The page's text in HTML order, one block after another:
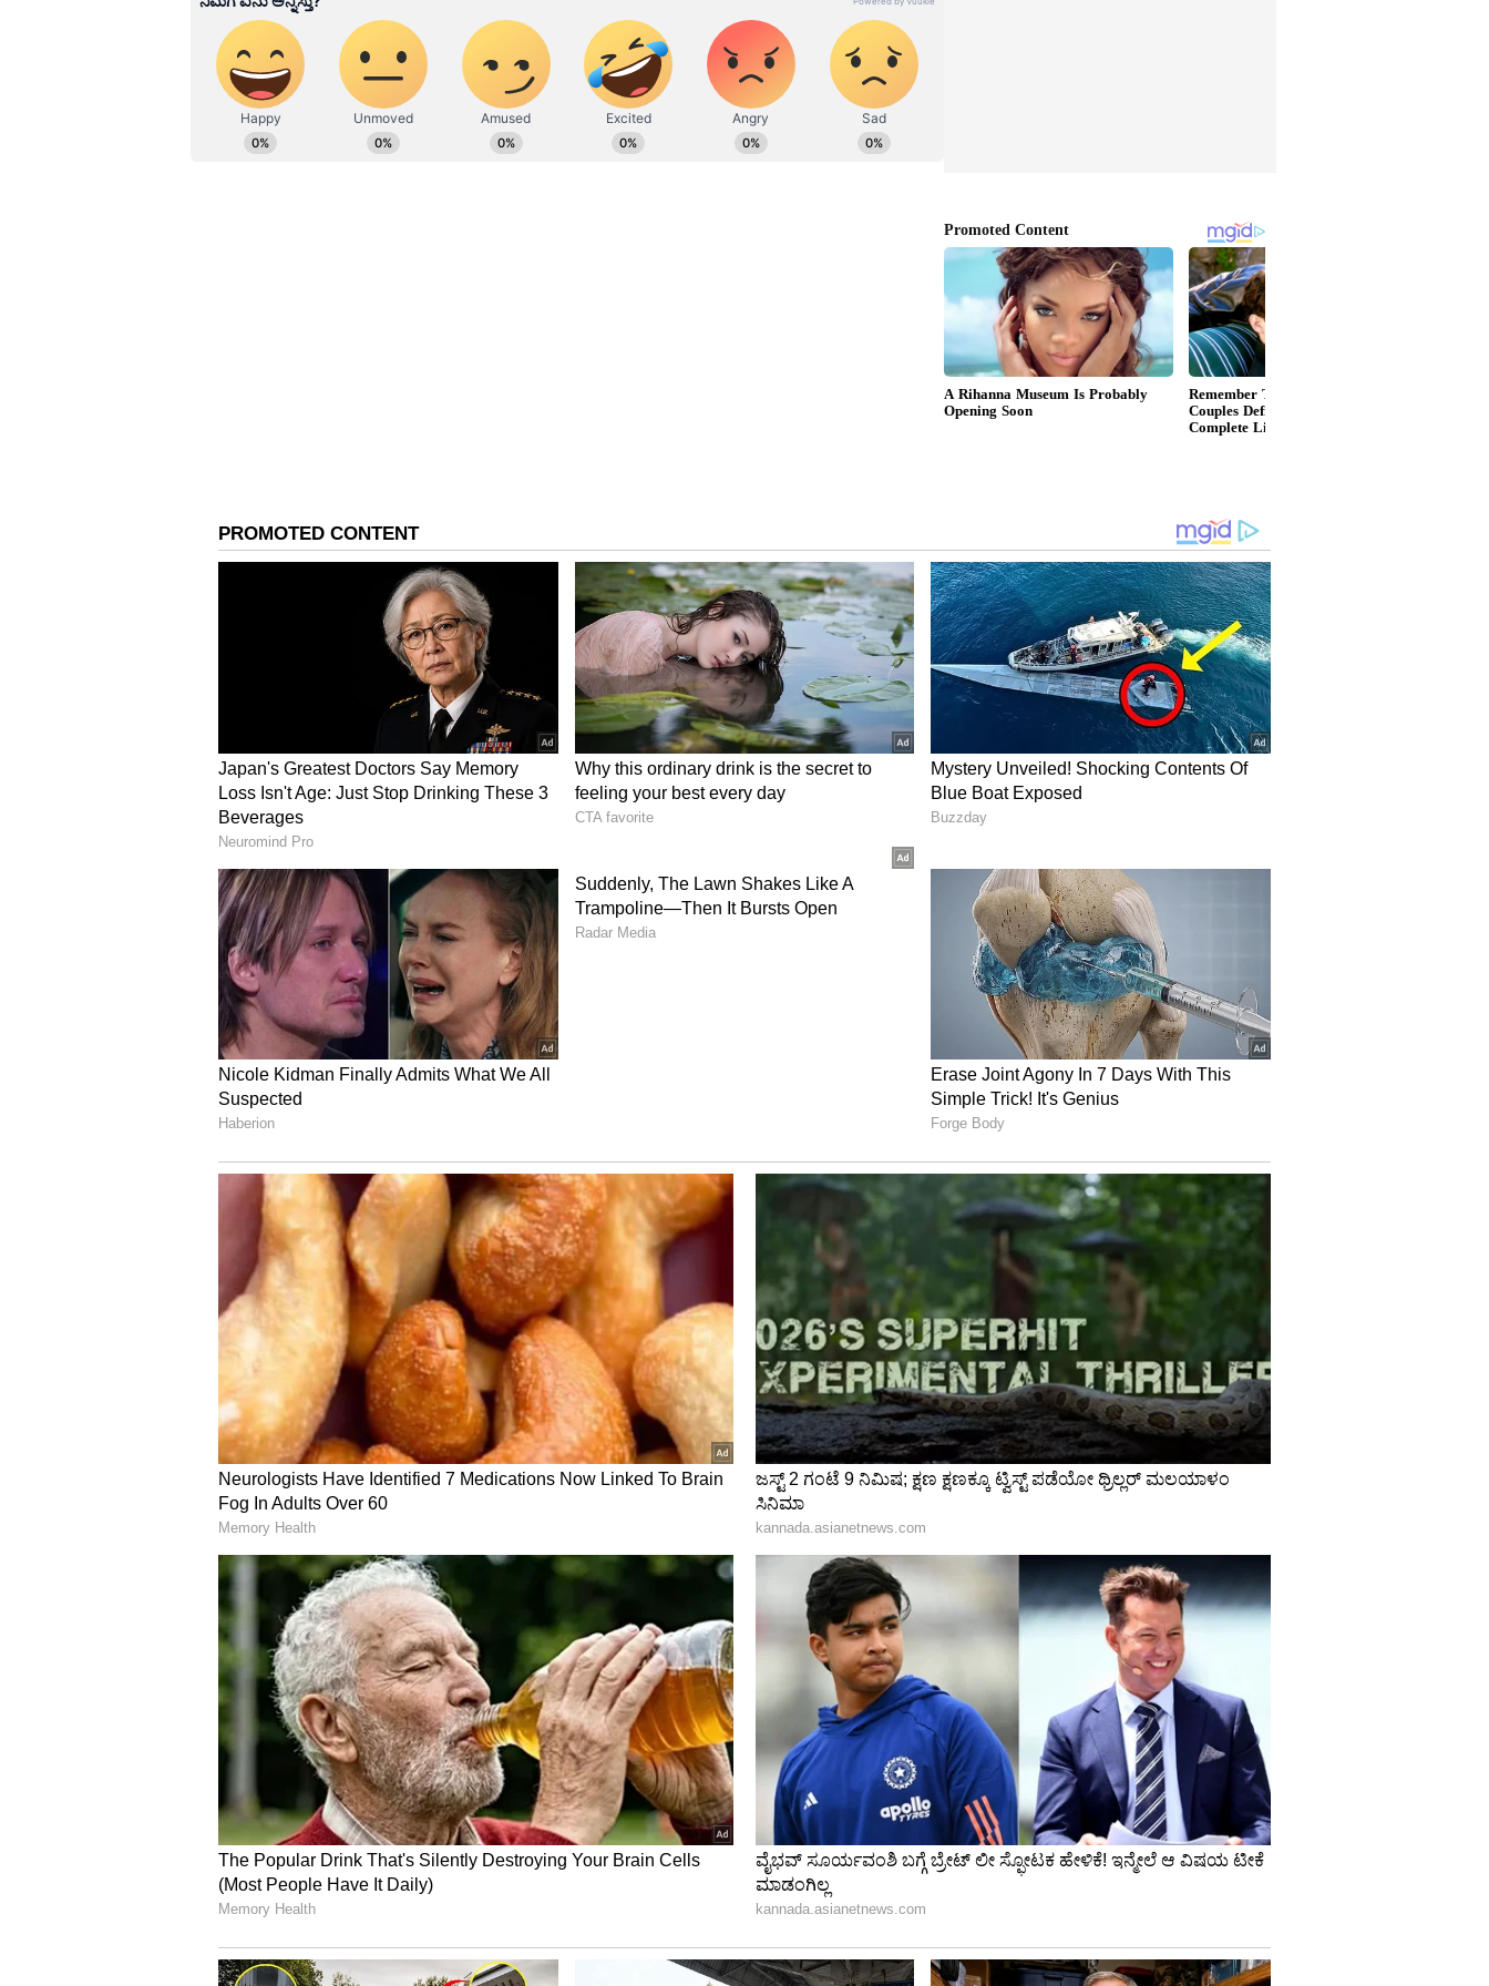
ವಿಂಡೀಸ್ ಪ್ರವಾಸದ ವೇಳಾಪಟ್ಟಿ:
ವಿಶ್ವ ಟೆಸ್ಟ್ ಚಾಂಪಿಯನ್‌ಶಿಪ್ ಭಾಗವಾಗಿರುವ ಎರಡು ಪಂದ್ಯಗಳ ಟೆಸ್ಟ್‌ ಸರ​ಣಿಯ ಮೊದಲ ಪಂದ್ಯ ಜುಲೈ
12ರಿಂದ ಡೊಮಿ​ನಿ​ಕಾ​ದಲ್ಲಿ ಆರಂಭ​ವಾ​ಗ​ಲಿ​ದ್ದು, ಜುಲೈ 20ರಿಂದ 2ನೇ ಟೆಸ್ಟ್‌ ಪಂದ್ಯ ಟ್ರಿನಿ​ಡಾ​ಡ್‌​ನ​ಲ್ಲಿ ನಡೆ​ಯ​ಲಿದೆ.
ಬಳಿಕ ಜುಲೈ 27, 29ರಂದು ಮೊದ​ಲೆ​ರಡು ಏಕ​ದಿನಕ್ಕೆ ಬಾರ್ಬ​ಡಾ​ಸ್‌​, ಆಗಸ್ಟ್‌ 1ರಂದು 3ನೇ ಏಕ​ದಿ​ನಕ್ಕೆ ಟ್ರಿನಿ​ಡಾಡ್‌
ಆತಿಥ್ಯ ವಹಿ​ಸ​ಲಿದೆ.
ಇನ್ನು ಆಗಸ್ಟ್‌ 3ರಿಂದ ಟ್ರಿನಿ​ಡಾ​ಡ್‌​ನಲ್ಲೇ 5 ಪಂದ್ಯಗಳ ಟಿ20 ಸರಣಿ ಆರಂಭ​ವಾ​ಗ​ಲಿದ್ದು, 2 ಮತ್ತು 3ನೇ ಪಂದ್ಯ
ಕ್ರಮ​ವಾಗಿ ಆಗಸ್ಟ್‌ 6, 8ಕ್ಕೆ ಗಯಾ​ನ​ದಲ್ಲಿ, 4 ಮತ್ತು 5ನೇ ಪಂದ್ಯ ಆಗಸ್ಟ್ 12 ಮತ್ತು 13ರಂದು ಫ್ಲೋರಿಡಾ​ದಲ್ಲಿ ನಡೆ​
ಯ​ಲಿದೆ.
ಬಿಸಿ​ಸಿಐ ಕಿರಿ​ಯರ ಆಯ್ಕೆ ಸಮಿ​ತಿಗೆ ರಾಜ್ಯದ ತಿಲ​ಕ್‌
ನವ​ದೆ​ಹ​ಲಿ: ಭಾರ​ತೀಯ ಕ್ರಿಕೆಟ್‌ ನಿಯಂತ್ರಣ ಮಂಡ​ಳಿ​(​ಬಿ​ಸಿ​ಸಿ​ಐ) ಕಿರಿಯರ ಆಯ್ಕೆ ಸಮಿತಿಗೆ ಕರ್ನಾಟಕದ ಮಾಜಿ
ವಿಕೆಟ್‌ ಕೀಪರ್‌ ತಿಲಕ್‌ ನಾಯ್ಡು ಸೇರ್ಪಡೆಗೊಂಡಿ​ದ್ದಾರೆ. ಕರ್ನಾ​ಟಕ ಪರ 93 ಪ್ರಥಮ ದರ್ಜೆ, 53 ಲಿಸ್ಟ್‌ ‘ಎ’
ಪಂದ್ಯಗಳನ್ನು ಆಡಿರುವ 45 ವರ್ಷದ ತಿಲಕ್‌, ಸಮಿ​ತಿ​ಯಲ್ಲಿ ಎಸ್‌.ಶ​ರತ್‌ ಅವ​ರಿಂದ ತೆರ​ವು​ಗೊಂಡಿದ್ದ ಸ್ಥಾನ​ವನ್ನು
ತುಂಬ​ಲಿದ್ದು, ದಕ್ಷಿಣ ವಲ​ಯ​ವನ್ನು ಪ್ರತಿ​ನಿ​ಧಿ​ಸ​ಲಿ​ದ್ದಾರೆ.
ಕಳೆದ ಜನ​ವ​ರಿ​ವ​ರೆಗೆ ಶರತ್‌ ಕಿರಿ​ಯರ ಆಯ್ಕೆ ಸಮಿ​ತಿಗೆ ಮುಖ್ಯ​ಸ್ಥ​ರಾ​ಗಿ​ದ್ದರು. ಆದರೆ ಅವ​ರನ್ನು ಬಿಸಿ​ಸಿಐ, ಹಿರಿ​
ಯರ ಆಯ್ಕೆ ಸಮಿ​ತಿಗೆ ಸೇರ್ಪ​ಡೆ​ಗೊ​ಳಿ​ಸಿ​ದ ಬಳಿಕ ಆ ಸ್ಥಾನ ಖಾಲಿ ಇತ್ತು. ಇನ್ನು, ಚೇತನ್‌ ಶರ್ಮಾ ರಾಜೀ​ನಾ​ಮೆ​
ಯಿಂದ ತೆರ​ವು​ಗೊಂಡಿ​ರುವ ಹಿರಿ​ಯರ ಆಯ್ಕೆ ಸಮಿ​ತಿ​ ಸ್ಥಾನಕ್ಕೆ ಬಿಸಿ​ಸಿಐ ಶೀಘ್ರವೇ ಮತ್ತೊಬ್ಬರನ್ನು ನೇಮಿಸಲಿದೆ
ಎನ್ನಲಾಗಿದೆ.
ಜಗತ್ತಿನಲ್ಲಿದ್ದೇನೆ. ಅಪ್ಪಟ ಮಲೆನಾಡಿನ ಹುಡುಗ. ಕುವೆಂಪು ವಿವಿಯ ಪತ್ರಿಕೋದ್ಯಮ ಪದವಿ ಇದೆ. ರಾಜ್‌ ನ್ಯೂಸ್‌
ಮೂಲಕ ಮಾಧ್ಯಮ ಲೋಕಕ್ಕೆ ಕಾಲಿಟ್ಟವನು. ಡಿಜಿಟಲ್‌ ಮಾಧ್ಯಮ ಲೋಕದಲ್ಲಿ ಪಳಗಿದರೂ, ಕಲಿಯೋದಿದೆ
ಅಪಾರ. ಕ್ರೀಡೆ, ರಾಜಕೀಯ, ಸಾಹಿತ್ಯದಲ್ಲಿದೆ ಆಸಕ್ತಿ. ಕ್ರೀಡಾ ಸುದ್ದಿಯೇ ನನ್ನ ಜೀವಾಳ.